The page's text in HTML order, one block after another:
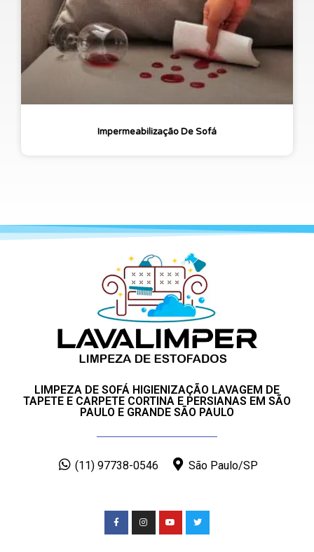
Impermeabilização De Sofá
LIMPEZA DE SOFÁ HIGIENIZAÇÃO LAVAGEM DE
TAPETE E CARPETE CORTINA E PERSIANAS EM SÃO
PAULO E GRANDE SÃO PAULO
(11) 97738-0546 São Paulo/SP